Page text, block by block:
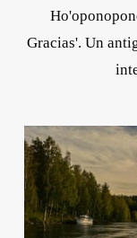
Gracias'. Un